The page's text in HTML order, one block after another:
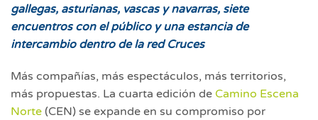
gallegas, asturianas, vascas y navarras, siete
encuentros con el público y una estancia de
intercambio dentro de la red Cruces
Más compañías, más espectáculos, más territorios,
más propuestas. La cuarta edición de Camino Escena
Norte (CEN) se expande en su compromiso por